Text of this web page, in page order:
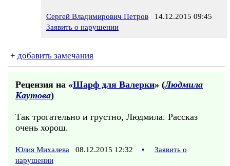
Сергей Владимирович Петров 14.12.2015 09:45
Заявить о нарушении
+ добавить замечания
Рецензия на «Шарф для Валерки» (Людмила
Каутова)
Так трогательно и грустно, Людмила. Рассказ
очень хорош.
Юлия Михалева 08.12.2015 12:32 •
Заявить о
нарушении